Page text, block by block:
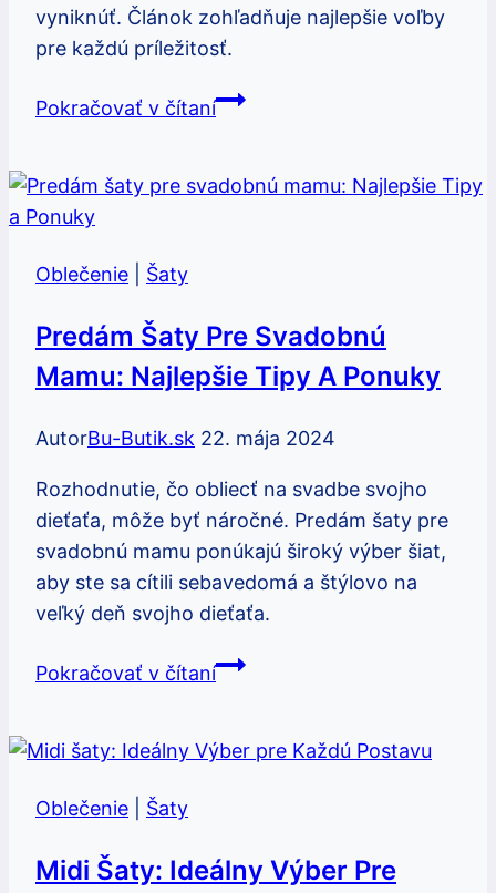
vyniknúť. Článok zohľadňuje najlepšie voľby
pre každú príležitosť.
Pokračovať v čítaníModerné
Najlepšie
Oblečenie Šaty
Predám Šaty Pre Svadobnú
Mamu: Najlepšie Tipy A Ponuky
AutorBu-Butik.sk 22. mája 2024
Rozhodnutie, čo obliecť na svadbe svojho
dieťaťa, môže byť náročné. Predám šaty pre
svadobnú mamu ponúkajú široký výber šiat,
aby ste sa cítili sebavedomá a štýlovo na
veľký deň svojho dieťaťa.
Pokračovať v čítaníPredám
svadobnú
a
Oblečenie Šaty
Midi Šaty: Ideálny Výber Pre